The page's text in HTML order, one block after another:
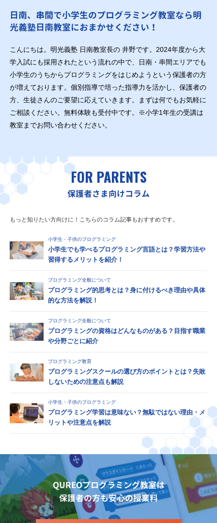
日南、串間で小学生のプログラミング教室なら明
光義塾日南教室におまかせください！
こんにちは。明光義塾 日南教室長の 井野です。2024年度から大
学入試にも採用されたという流れの中で、日南・串間エリアでも
小学生のうちからプログラミングをはじめようという保護者の方
が増えております。個別指導で培った指導力を活かし、保護者の
方、生徒さんのご要望に応えていきます。まずは何でもお気軽に
ご相談ください。無料体験も受付中です。※小学1年生の受講は
教室までお問い合わせください。
FOR PARENTS
保護者さま向けコラム
もっと知りたい方向けに！こちらのコラム記事もおすすめです。
小学生・子供のプログラミング
小学生でも学べるプログラミング言語とは？学習方法や
習得するメリットを紹介！
プログラミング全般について
プログラミング的思考とは？身に付けるべき理由や具体
的な方法を解説！
プログラミング全般について
プログラミングの資格はどんなものがある？目指す職業
や分野ごとに紹介
プログラミング教育
プログラミングスクールの選び方のポイントとは？失敗
しないための注意点も解説
小学生・子供のプログラミング
プログラミング学習は意味ない？無駄ではない理由・メ
リットや注意点を解説
QUREOプログラミング教室は
保護者の方も安心の授業料